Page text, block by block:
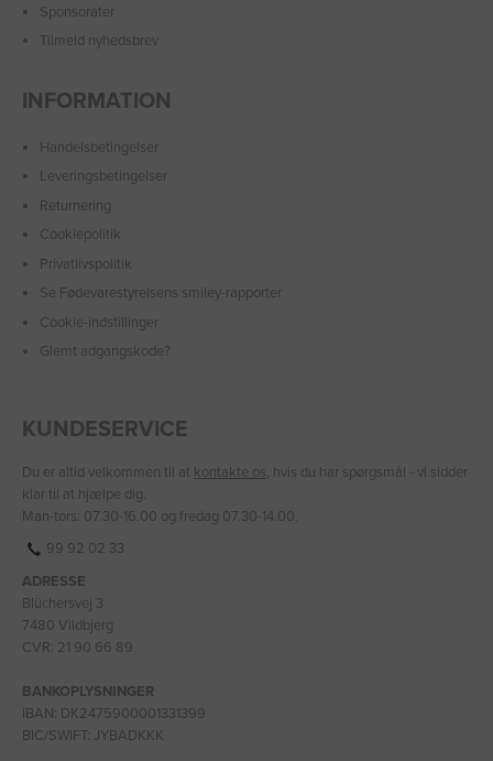
Sponsorater
Tilmeld nyhedsbrev
INFORMATION
Handelsbetingelser
Leveringsbetingelser
Returnering
Cookiepolitik
Privatlivspolitik
Se Fødevarestyrelsens smiley-rapporter
Cookie-indstillinger
Glemt adgangskode?
KUNDESERVICE
Du er altid velkommen til at kontakte os, hvis du har spørgsmål - vi sidder
klar til at hjælpe dig.
Man-tors: 07.30-16.00 og fredag 07.30-14.00.
99 92 02 33
ADRESSE
Blüchersvej 3
7480 Vildbjerg
CVR: 21 90 66 89
BANKOPLYSNINGER
IBAN: DK2475900001331399
BIC/SWIFT: JYBADKKK